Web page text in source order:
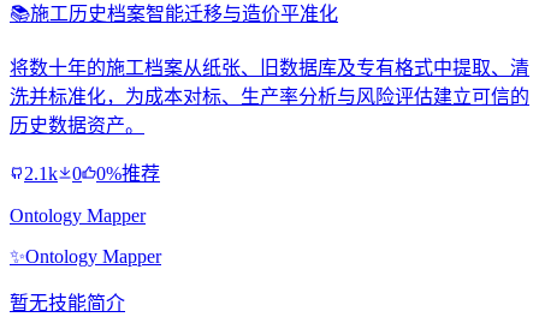
📚施工历史档案智能迁移与造价平准化
将数十年的施工档案从纸张、旧数据库及专有格式中提取、清
洗并标准化，为成本对标、生产率分析与风险评估建立可信的
历史数据资产。
2.1k 0 0%推荐
Ontology Mapper
✨Ontology Mapper
暂无技能简介